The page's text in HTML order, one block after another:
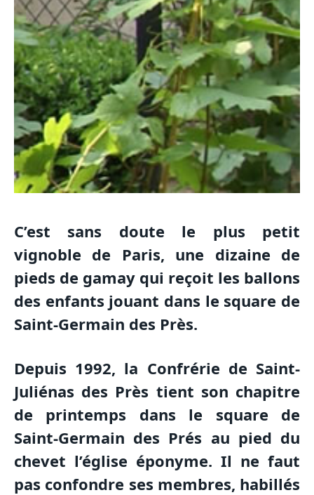
C’est sans doute le plus petit
vignoble de Paris, une dizaine de
pieds de gamay qui reçoit les ballons
des enfants jouant dans le square de
Saint-Germain des Près.
Depuis 1992, la Confrérie de Saint-
Juliénas des Près tient son chapitre
de printemps dans le square de
Saint-Germain des Prés au pied du
chevet l’église éponyme. Il ne faut
pas confondre ses membres, habillés